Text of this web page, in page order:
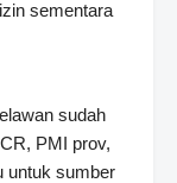
sementara
sudah
PMI prov,
untuk sumber